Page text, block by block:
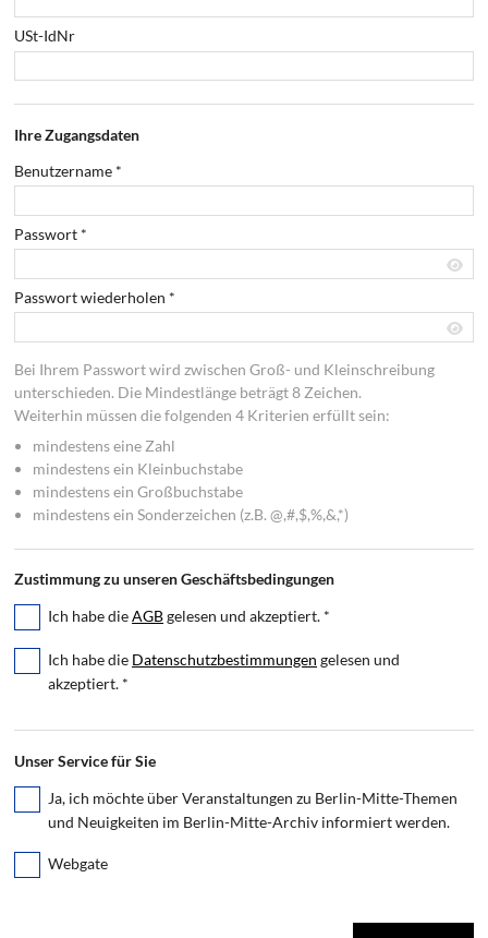
USt-IdNr
Ihre Zugangsdaten
Benutzername *
Passwort *
Passwort wiederholen *
Bei Ihrem Passwort wird zwischen Groß- und Kleinschreibung
unterschieden. Die Mindestlänge beträgt 8 Zeichen.
Weiterhin müssen die folgenden 4 Kriterien erfüllt sein:
mindestens eine Zahl
mindestens ein Kleinbuchstabe
mindestens ein Großbuchstabe
mindestens ein Sonderzeichen (z.B. @,#,$,%,&,*)
Zustimmung zu unseren Geschäftsbedingungen
Ich habe dieAGBgelesen und akzeptiert. *
Ich habe die Datenschutzbestimmungen gelesen und
akzeptiert. *
Unser Service für Sie
Ja, ich möchte über Veranstaltungen zu Berlin-Mitte-Themen
und Neuigkeiten im Berlin-Mitte-Archiv informiert werden.
Webgate